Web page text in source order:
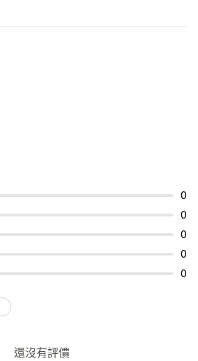
0
0
0
0
0
還沒有評價